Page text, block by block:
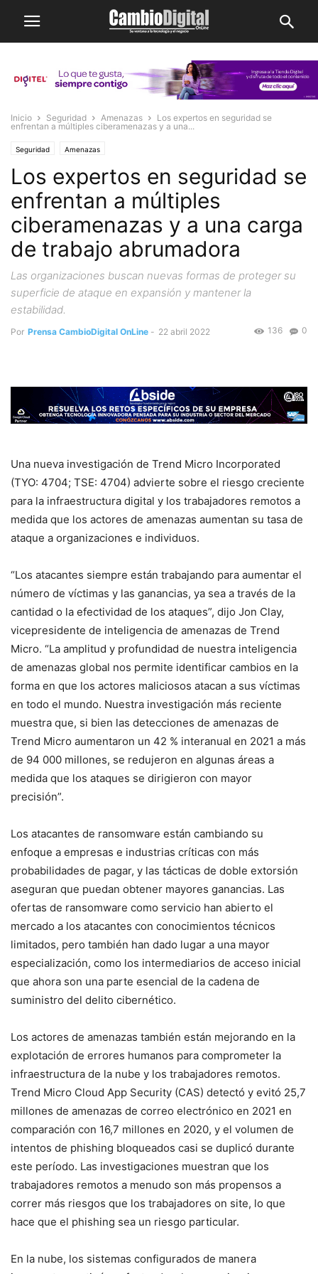
Inicio Seguridad Amenazas
Los expertos en seguridad se
enfrentan a múltiples ciberamenazas y a una...
Seguridad Amenazas
Los expertos en seguridad se
enfrentan a múltiples
ciberamenazas y a una carga
de trabajo abrumadora
Las organizaciones buscan nuevas formas de proteger su
superficie de ataque en expansión y mantener la
estabilidad.
Por Prensa CambioDigital OnLine - 22 abril 2022 0
136
Una nueva investigación de Trend Micro Incorporated
(TYO: 4704; TSE: 4704) advierte sobre el riesgo creciente
para la infraestructura digital y los trabajadores remotos a
medida que los actores de amenazas aumentan su tasa de
ataque a organizaciones e individuos.
“Los atacantes siempre están trabajando para aumentar el
número de víctimas y las ganancias, ya sea a través de la
cantidad o la efectividad de los ataques”, dijo Jon Clay,
vicepresidente de inteligencia de amenazas de Trend
Micro. “La amplitud y profundidad de nuestra inteligencia
de amenazas global nos permite identificar cambios en la
forma en que los actores maliciosos atacan a sus víctimas
en todo el mundo. Nuestra investigación más reciente
muestra que, si bien las detecciones de amenazas de
Trend Micro aumentaron un 42 % interanual en 2021 a más
de 94 000 millones, se redujeron en algunas áreas a
medida que los ataques se dirigieron con mayor
precisión”.
Los atacantes de ransomware están cambiando su
enfoque a empresas e industrias críticas con más
probabilidades de pagar, y las tácticas de doble extorsión
aseguran que puedan obtener mayores ganancias. Las
ofertas de ransomware como servicio han abierto el
mercado a los atacantes con conocimientos técnicos
limitados, pero también han dado lugar a una mayor
especialización, como los intermediarios de acceso inicial
que ahora son una parte esencial de la cadena de
suministro del delito cibernético.
Los actores de amenazas también están mejorando en la
explotación de errores humanos para comprometer la
infraestructura de la nube y los trabajadores remotos.
Trend Micro Cloud App Security (CAS) detectó y evitó 25,7
millones de amenazas de correo electrónico en 2021 en
comparación con 16,7 millones en 2020, y el volumen de
intentos de phishing bloqueados casi se duplicó durante
este período. Las investigaciones muestran que los
trabajadores remotos a menudo son más propensos a
correr más riesgos que los trabajadores on site, lo que
hace que el phishing sea un riesgo particular.
En la nube, los sistemas configurados de manera